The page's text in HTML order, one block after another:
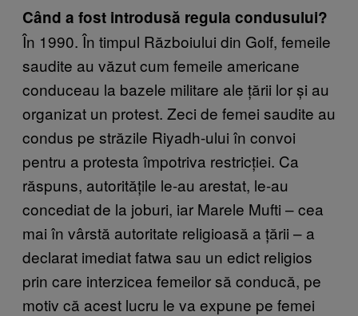
Când a fost introdusă regula condusului?
În 1990. În timpul Războiului din Golf, femeile
saudite au văzut cum femeile americane
conduceau la bazele militare ale țării lor și au
organizat un protest. Zeci de femei saudite au
condus pe străzile Riyadh-ului în convoi
pentru a protesta împotriva restricției. Ca
răspuns, autoritățile le-au arestat, le-au
concediat de la joburi, iar Marele Mufti – cea
mai în vârstă autoritate religioasă a țării – a
declarat imediat fatwa sau un edict religios
prin care interzicea femeilor să conducă, pe
motiv că acest lucru le va expune pe femei